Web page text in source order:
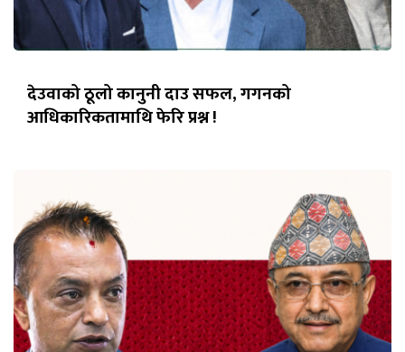
देउवाको ठूलो कानुनी दाउ सफल, गगनको
आधिकारिकतामाथि फेरि प्रश्न !